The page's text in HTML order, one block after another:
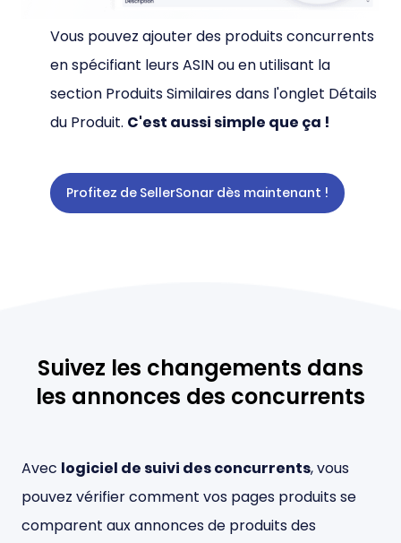
Vous pouvez ajouter des produits concurrents
en spécifiant leurs ASIN ou en utilisant la
section Produits Similaires dans l'onglet Détails
du Produit. C'est aussi simple que ça !
Profitez de SellerSonar dès maintenant !
Suivez les changements dans
les annonces des concurrents
Avec logiciel de suivi des concurrents, vous
pouvez vérifier comment vos pages produits se
comparent aux annonces de produits des